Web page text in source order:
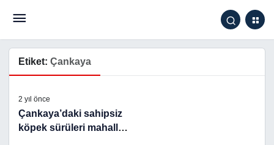
Etiket: Çankaya
2 yıl önce
Çankaya’daki sahipsiz
köpek sürüleri mahalle